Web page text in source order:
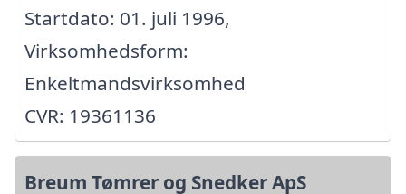
Startdato: 01. juli 1996,
Virksomhedsform:
Enkeltmandsvirksomhed
CVR: 19361136
Breum Tømrer og Snedker ApS